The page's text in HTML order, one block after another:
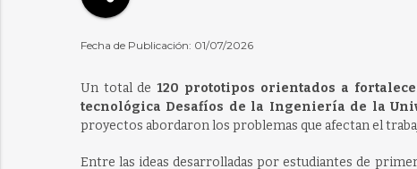
Fecha de Publicación: 01/07/2026
Un total de120 prototipos orientados a
tecnológica Desafíos de la Ingeniería de la
proyectos abordaron los problemas que afectan el
Entre las ideas desarrolladas por estudiantes de